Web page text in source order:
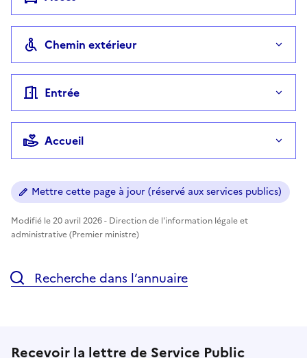
Chemin extérieur
Entrée
Accueil
Mettre cette page à jour (réservé aux services publics)
Modifié le 20 avril 2026 - Direction de l'information légale et
administrative (Premier ministre)
Recherche dans l’annuaire
Recevoir la lettre de Service Public